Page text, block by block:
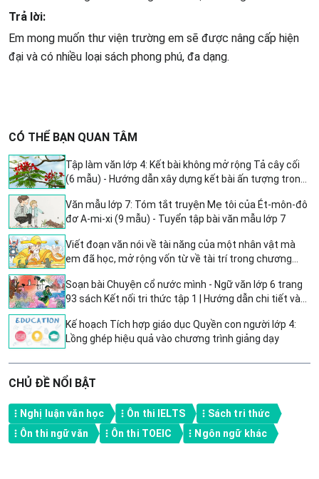
Trả lời:
Em mong muốn thư viện trường em sẽ được nâng cấp hiện
đại và có nhiều loại sách phong phú, đa dạng.
CÓ THỂ BẠN QUAN TÂM
Tập làm văn lớp 4: Kết bài không mở rộng Tả cây cối
(6 mẫu) - Hướng dẫn xây dựng kết bài ấn tượng trong
Văn mẫu lớp 7: Tóm tắt truyện Mẹ tôi của Ét-môn-đô
đơ A-mi-xi (9 mẫu) - Tuyển tập bài văn mẫu lớp 7
Viết đoạn văn nói về tài năng của một nhân vật mà
em đã học, mở rộng vốn từ về tài trí trong chương
Soạn bài Chuyện cổ nước mình - Ngữ văn lớp 6 trang
93 sách Kết nối tri thức tập 1 | Hướng dẫn chi tiết và
Kế hoạch Tích hợp giáo dục Quyền con người lớp 4:
Lồng ghép hiệu quả vào chương trình giảng dạy
CHỦ ĐỀ NỔI BẬT
Nghị luận văn học Ôn thi IELTS
Sách tri thức
Ôn thi ngữ văn
Ôn thi TOEIC Ngôn ngữ khác